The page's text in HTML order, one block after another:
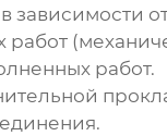
зависимости
работ.